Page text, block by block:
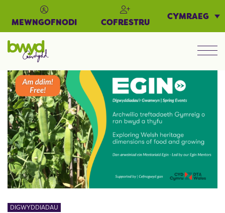
MEWNGOFNODI COFRESTRU
CYMRAEG
DIGWYDDIADAU